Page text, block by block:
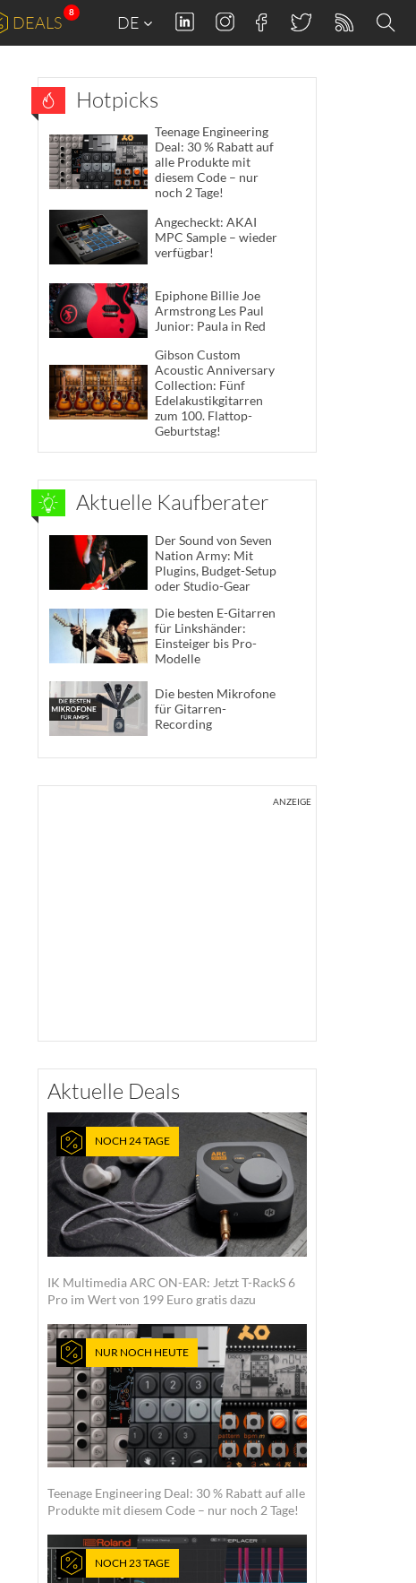
DEALS
8
DE
Hotpicks
Teenage Engineering
Deal: 30 % Rabatt auf
alle Produkte mit
diesem Code – nur
noch 2 Tage!
Angecheckt: AKAI
MPC Sample – wieder
verfügbar!
Epiphone Billie Joe
Armstrong Les Paul
Junior: Paula in Red
Gibson Custom
Acoustic Anniversary
Collection: Fünf
Edelakustikgitarren
zum 100. Flattop-
Geburtstag!
Aktuelle Kaufberater
Der Sound von Seven
Nation Army: Mit
Plugins, Budget-Setup
oder Studio-Gear
Die besten E-Gitarren
für Linkshänder:
Einsteiger bis Pro-
Modelle
Die besten Mikrofone
für Gitarren-
Recording
ANZEIGE
Aktuelle Deals
NOCH 24 TAGE
IK Multimedia ARC ON-EAR: Jetzt T-RackS 6
Pro im Wert von 199 Euro gratis dazu
NUR NOCH HEUTE
Teenage Engineering Deal: 30 % Rabatt auf alle
Produkte mit diesem Code – nur noch 2 Tage!
NOCH 23 TAGE